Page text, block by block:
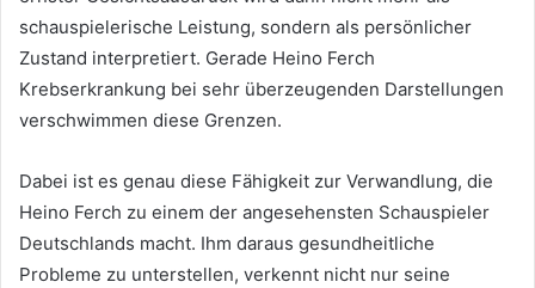
schauspielerische Leistung, sondern als persönlicher
Zustand interpretiert. Gerade Heino Ferch
Krebserkrankung bei sehr überzeugenden Darstellungen
verschwimmen diese Grenzen.
Dabei ist es genau diese Fähigkeit zur Verwandlung, die
Heino Ferch zu einem der angesehensten Schauspieler
Deutschlands macht. Ihm daraus gesundheitliche
Probleme zu unterstellen, verkennt nicht nur seine